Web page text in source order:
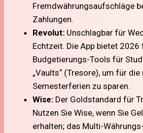
Fremdwährungsaufschläge
Zahlungen.
Revolut: Unschlagbar für
Echtzeit. Die App bietet
Budgetierungs-Tools für
„Vaults“ (Tresore), um für die
Semesterferien zu sparen.
Wise: Der Goldstandard für
Nutzen Sie Wise, wenn Sie
erhalten; das Multi-